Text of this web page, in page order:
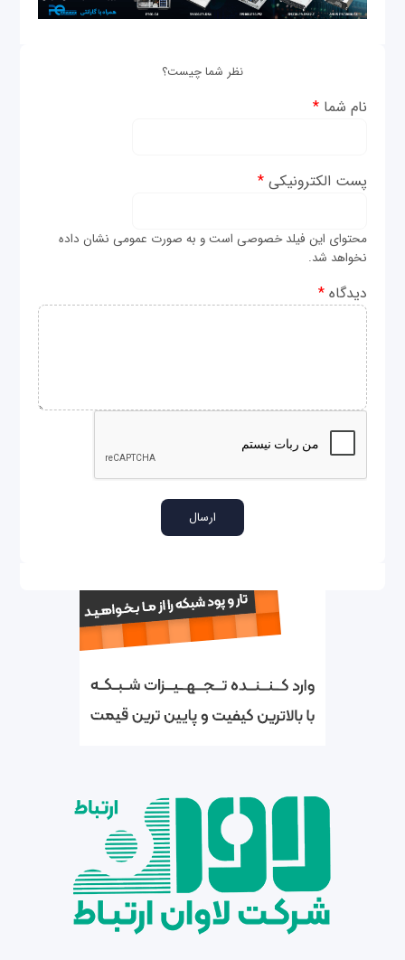
نظر شما چیست؟
نام شما*
پست الکترونیکی*
محتوای این فیلد خصوصی است و به صورت عمومی نشان داده
نخواهد شد.
دیدگاه*